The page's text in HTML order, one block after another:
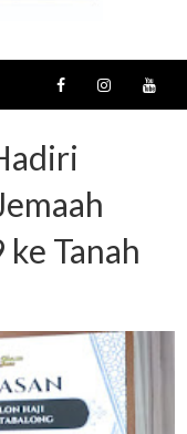
Tanah